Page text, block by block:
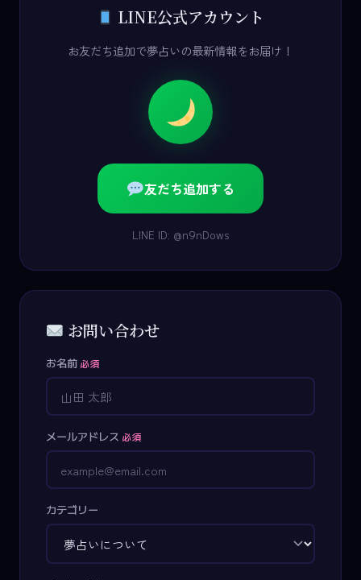
LINE公式アカウント
お友だち追加で夢占いの最新情報をお届け！
友だち追加する
LINE ID: @n9nDows
お問い合わせ
お名前 必須
メールアドレス 必須
カテゴリー